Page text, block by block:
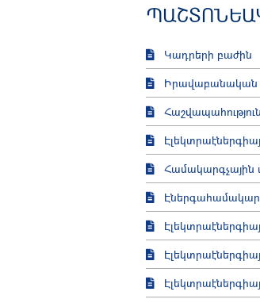
Կադրերի բաժին
Իրավաբանական
Հաշվապահություն